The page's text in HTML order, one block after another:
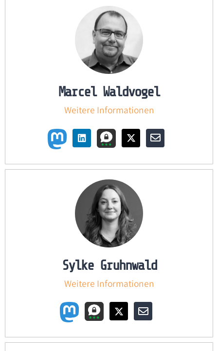
Marcel Waldvogel
Weitere Informationen
Sylke Gruhnwald
Weitere Informationen